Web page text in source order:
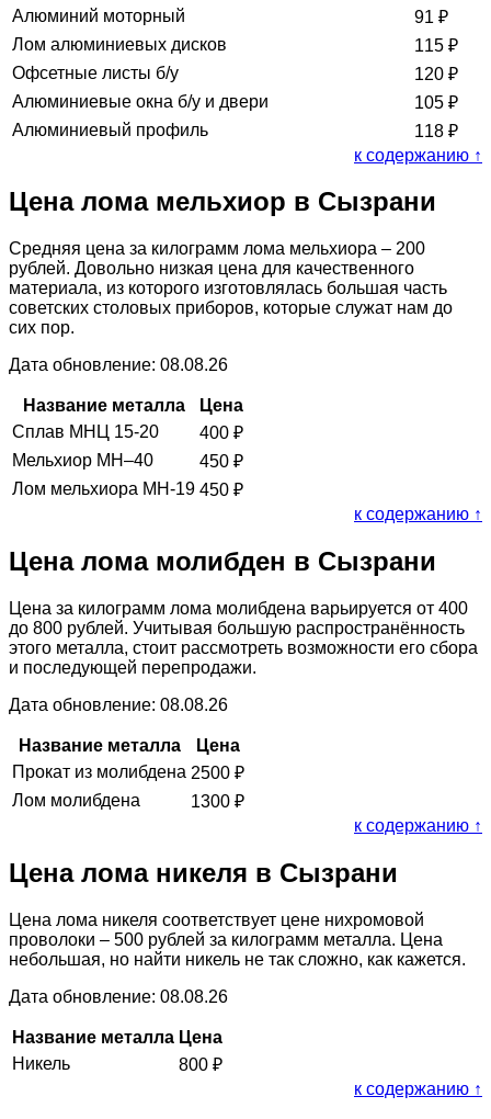
Алюминий моторный
91 ₽
Лом алюминиевых дисков
115 ₽
Офсетные листы б/у
120 ₽
Алюминиевые окна б/у и двери
105 ₽
Алюминиевый профиль
118 ₽
к содержанию ↑
Цена лома мельхиор в Сызрани
Средняя цена за килограмм лома мельхиора – 200
рублей. Довольно низкая цена для качественного
материала, из которого изготовлялась большая часть
советских столовых приборов, которые служат нам до
сих пор.
Дата обновление: 08.08.26
Название металла
Цена
Сплав МНЦ 15-20
400 ₽
Мельхиор МН–40
450 ₽
Лом мельхиора МН-19 450 ₽
к содержанию ↑
Цена лома молибден в Сызрани
Цена за килограмм лома молибдена варьируется от 400
до 800 рублей. Учитывая большую распространённость
этого металла, стоит рассмотреть возможности его сбора
и последующей перепродажи.
Дата обновление: 08.08.26
Название металла
Цена
Прокат из молибдена 2500 ₽
Лом молибдена
1300 ₽
к содержанию ↑
Цена лома никеля в Сызрани
Цена лома никеля соответствует цене нихромовой
проволоки – 500 рублей за килограмм металла. Цена
небольшая, но найти никель не так сложно, как кажется.
Дата обновление: 08.08.26
Название металла Цена
Никель
800 ₽
к содержанию ↑